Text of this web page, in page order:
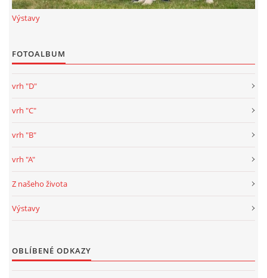
Výstavy
FOTOALBUM
vrh "D"
vrh "C"
vrh "B"
vrh "A"
Z našeho života
Výstavy
OBLÍBENÉ ODKAZY